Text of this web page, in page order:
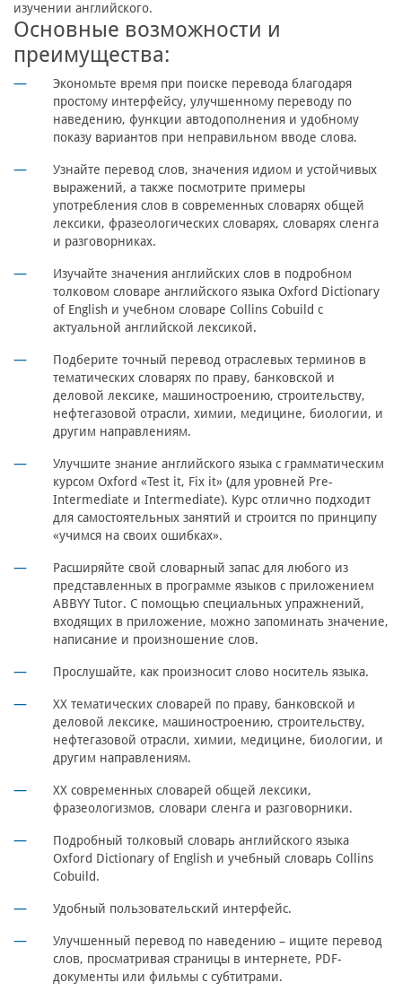
изучении английского.
Основные возможности и
преимущества:
Экономьте время при поиске перевода благодаря
простому интерфейсу, улучшенному переводу по
наведению, функции автодополнения и удобному
показу вариантов при неправильном вводе слова.
Узнайте перевод слов, значения идиом и устойчивых
выражений, а также посмотрите примеры
употребления слов в современных словарях общей
лексики, фразеологических словарях, словарях сленга
и разговорниках.
Изучайте значения английских слов в подробном
толковом словаре английского языка Oxford Dictionary
of English и учебном словаре Collins Cobuild с
актуальной английской лексикой.
Подберите точный перевод отраслевых терминов в
тематических словарях по праву, банковской и
деловой лексике, машиностроению, строительству,
нефтегазовой отрасли, химии, медицине, биологии, и
другим направлениям.
Улучшите знание английского языка с грамматическим
курсом Oxford «Test it, Fix it» (для уровней Pre-
Intermediate и Intermediate). Курс отлично подходит
для самостоятельных занятий и строится по принципу
«учимся на своих ошибках».
Расширяйте свой словарный запас для любого из
представленных в программе языков с приложением
ABBYY Tutor. С помощью специальных упражнений,
входящих в приложение, можно запоминать значение,
написание и произношение слов.
Прослушайте, как произносит слово носитель языка.
ХХ тематических словарей по праву, банковской и
деловой лексике, машиностроению, строительству,
нефтегазовой отрасли, химии, медицине, биологии, и
другим направлениям.
ХХ современных словарей общей лексики,
фразеологизмов, словари сленга и разговорники.
Подробный толковый словарь английского языка
Oxford Dictionary of English и учебный словарь Collins
Cobuild.
Удобный пользовательский интерфейс.
Улучшенный перевод по наведению – ищите перевод
слов, просматривая страницы в интернете, PDF-
документы или фильмы с субтитрами.